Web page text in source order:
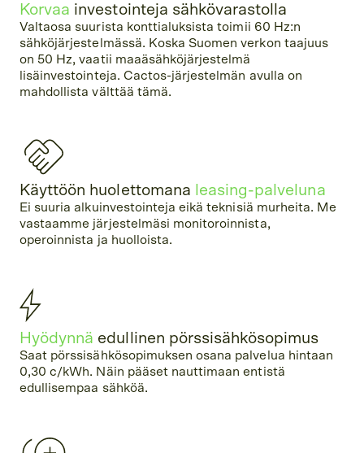
Korvaa investointeja sähkövarastolla
Valtaosa suurista konttialuksista toimii 60 Hz:n
sähköjärjestelmässä. Koska Suomen verkon taajuus
on 50 Hz, vaatii maaäsähköjärjestelmä
lisäinvestointeja. Cactos-järjestelmän avulla on
mahdollista välttää tämä.
Käyttöön huolettomana leasing-palveluna
Ei suuria alkuinvestointeja eikä teknisiä murheita. Me
vastaamme järjestelmäsi monitoroinnista,
operoinnista ja huolloista.
Hyödynnä edullinen pörssisähkösopimus
Saat pörssisähkösopimuksen osana palvelua hintaan
0,30 c/kWh. Näin pääset nauttimaan entistä
edullisempaa sähköä.